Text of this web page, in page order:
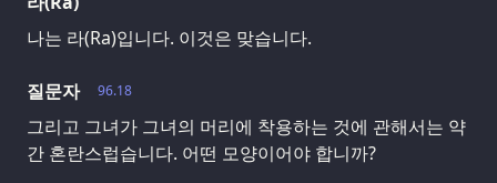
나는 라(Ra)입니다. 이것은 맞습니다.
96.18
질문자
그리고 그녀가 그녀의 머리에 착용하는 것에 관해서는 약
간 혼란스럽습니다. 어떤 모양이어야 합니까?